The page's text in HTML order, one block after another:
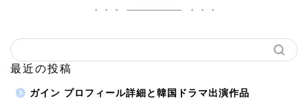
最近の投稿
ガイン プロフィール詳細と韓国ドラマ出演作品